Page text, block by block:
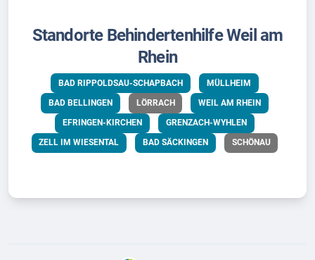
Standorte Behindertenhilfe Weil am
Rhein
BAD RIPPOLDSAU-SCHAPBACH MÜLLHEIM
BAD BELLINGEN LÖRRACH WEIL AM RHEIN
EFRINGEN-KIRCHEN GRENZACH-WYHLEN
ZELL IM WIESENTAL BAD SÄCKINGEN SCHÖNAU